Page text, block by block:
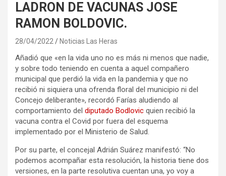
LADRON DE VACUNAS JOSE
RAMON BOLDOVIC.
28/04/2022 Noticias Las Heras
Añadió que «en la vida uno no es más ni menos que nadie,
y sobre todo teniendo en cuenta a aquel compañero
municipal que perdió la vida en la pandemia y que no
recibió ni siquiera una ofrenda floral del municipio ni del
Concejo deliberante», recordó Farías aludiendo al
comportamiento del diputado Bodlovic quien recibió la
vacuna contra el Covid por fuera del esquema
implementado por el Ministerio de Salud.
Por su parte, el concejal Adrián Suárez manifestó: “No
podemos acompañar esta resolución, la historia tiene dos
versiones, en la parte resolutiva cuentan una, yo voy a